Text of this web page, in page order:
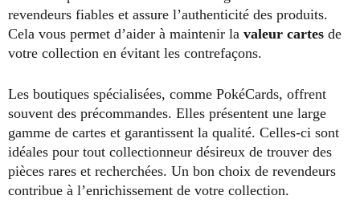
revendeurs fiables et assure l’authenticité des produits.
Cela vous permet d’aider à maintenir la valeur cartes de
votre collection en évitant les contrefaçons.
Les boutiques spécialisées, comme PokéCards, offrent
souvent des précommandes. Elles présentent une large
gamme de cartes et garantissent la qualité. Celles-ci sont
idéales pour tout collectionneur désireux de trouver des
pièces rares et recherchées. Un bon choix de revendeurs
contribue à l’enrichissement de votre collection.